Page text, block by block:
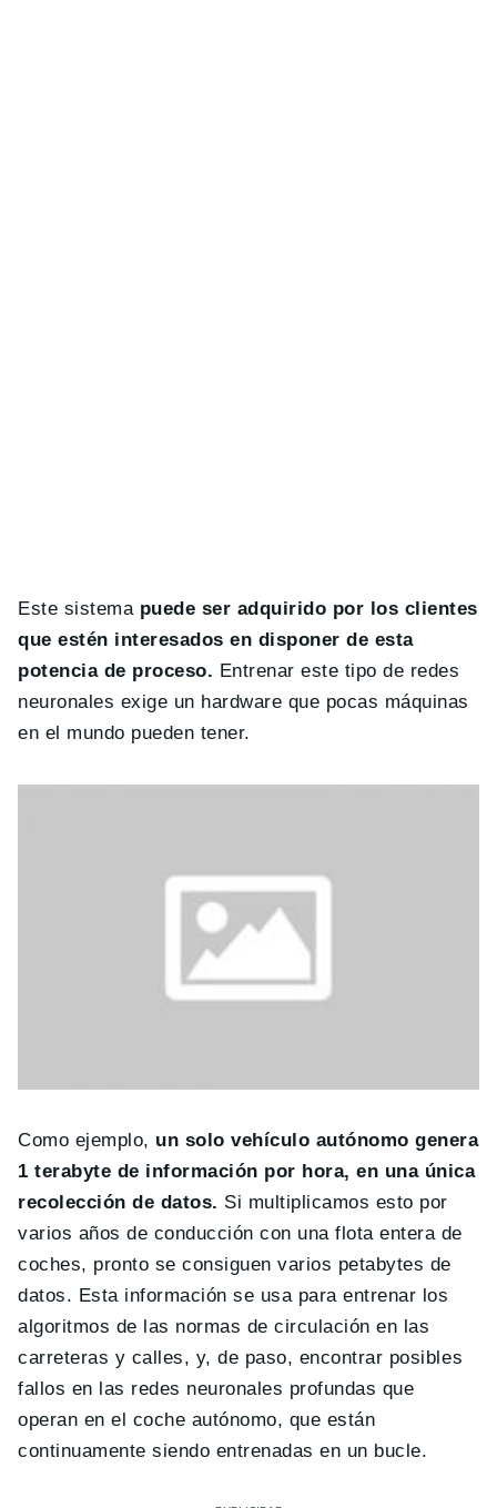
Este sistema puede ser adquirido por los clientes
que estén interesados en disponer de esta
potencia de proceso. Entrenar este tipo de redes
neuronales exige un hardware que pocas máquinas
en el mundo pueden tener.
Como ejemplo, un solo vehículo autónomo genera
1 terabyte de información por hora, en una única
recolección de datos. Si multiplicamos esto por
varios años de conducción con una flota entera de
coches, pronto se consiguen varios petabytes de
datos. Esta información se usa para entrenar los
algoritmos de las normas de circulación en las
carreteras y calles, y, de paso, encontrar posibles
fallos en las redes neuronales profundas que
operan en el coche autónomo, que están
continuamente siendo entrenadas en un bucle.